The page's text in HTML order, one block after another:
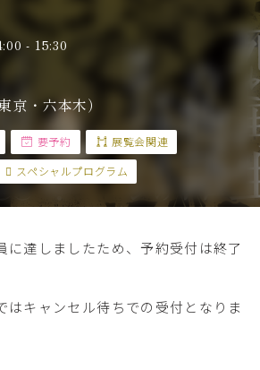
- 15:30
京・六本木）
要予約 展覧会関連
スペシャルプログラム
に達しましたため、予約受付は終了
はキャンセル待ちでの受付となりま